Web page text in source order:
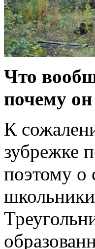
Что
почему
К
зубрежке
поэтому о